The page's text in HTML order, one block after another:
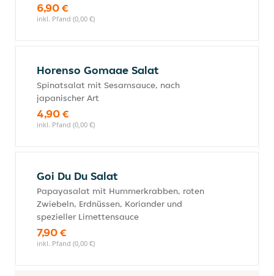
6,90 €
inkl. Pfand (0,00 €)
Horenso Gomaae Salat
Spinatsalat mit Sesamsauce, nach
japanischer Art
4,90 €
inkl. Pfand (0,00 €)
Goi Du Du Salat
Papayasalat mit Hummerkrabben, roten
Zwiebeln, Erdnüssen, Koriander und
spezieller Limettensauce
7,90 €
inkl. Pfand (0,00 €)